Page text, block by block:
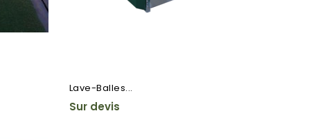
Lave-Balles...
Sur devis